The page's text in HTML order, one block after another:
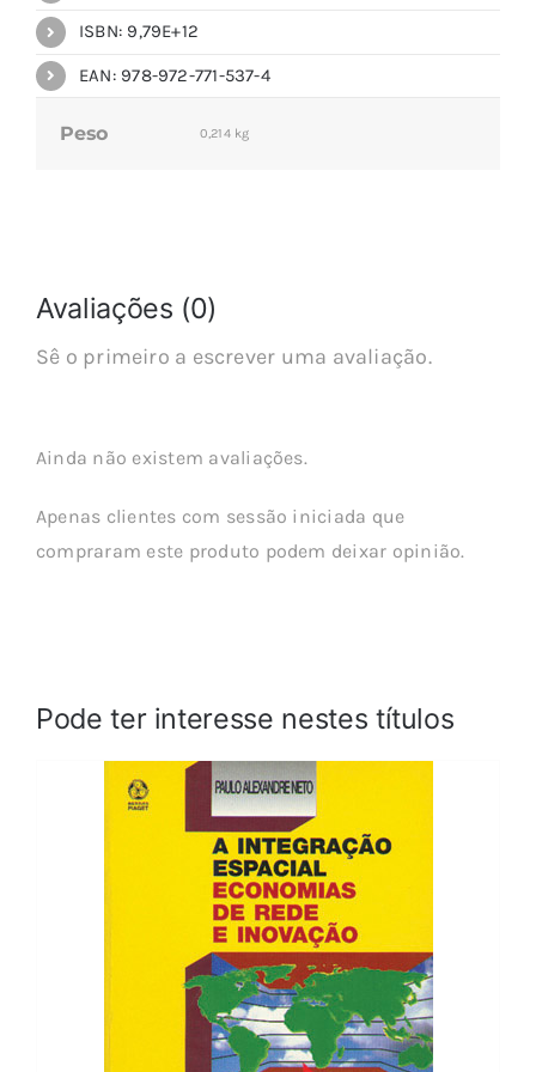
ISBN: 9,79E+12
EAN: 978-972-771-537-4
Peso 0,214 kg
Avaliações (0)
Sê o primeiro a escrever uma avaliação.
Ainda não existem avaliações.
Apenas clientes com sessão iniciada que
compraram este produto podem deixar opinião.
Pode ter interesse nestes títulos